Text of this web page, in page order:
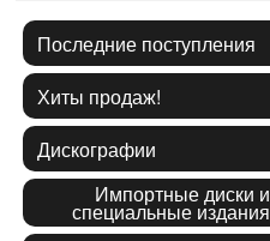
Последние поступления
Хиты продаж!
Дискографии
Импортные диски и
специальные издания